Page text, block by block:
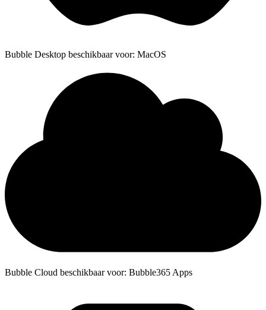
Bubble Desktop beschikbaar voor: MacOS
Bubble Cloud beschikbaar voor: Bubble365 Apps